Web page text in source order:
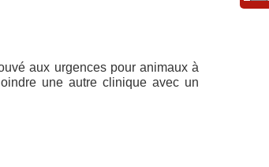
aux urgences pour animaux à
une autre clinique avec un